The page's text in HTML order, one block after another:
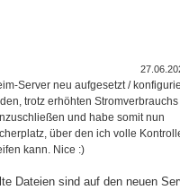
Server neu aufgesetzt /
trotz erhöhten
und habe somit nun
über den ich volle
kann. Nice :)
Dateien sind auf den neuen